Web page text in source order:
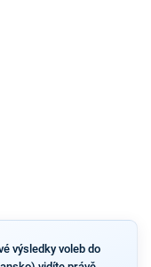
výsledky voleb do